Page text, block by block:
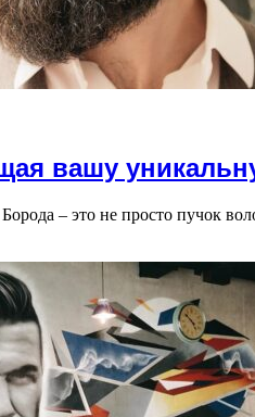
вашу
– это не просто пучок